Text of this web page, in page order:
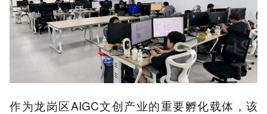
作为龙岗区AIGC文创产业的重要孵化载体，该